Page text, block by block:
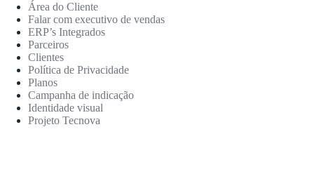
Área do Cliente
Falar com executivo de vendas
ERP’s Integrados
Parceiros
Clientes
Política de Privacidade
Planos
Campanha de indicação
Identidade visual
Projeto Tecnova